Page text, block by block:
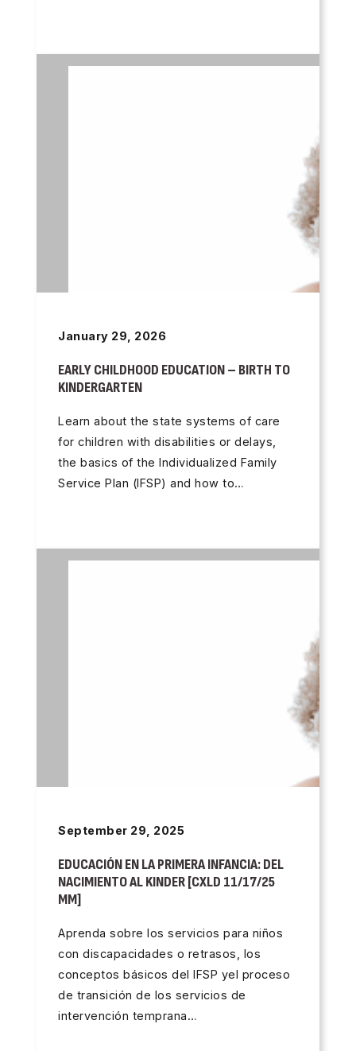
January 29, 2026
EARLY CHILDHOOD EDUCATION – BIRTH TO
KINDERGARTEN
Learn about the state systems of care
for children with disabilities or delays,
the basics of the Individualized Family
Service Plan (IFSP) and how to…
September 29, 2025
EDUCACIÓN EN LA PRIMERA INFANCIA: DEL
NACIMIENTO AL KINDER [CXLD 11/17/25
MM]
Aprenda sobre los servicios para niños
con discapacidades o retrasos, los
conceptos básicos del IFSP yel proceso
de transición de los servicios de
intervención temprana…